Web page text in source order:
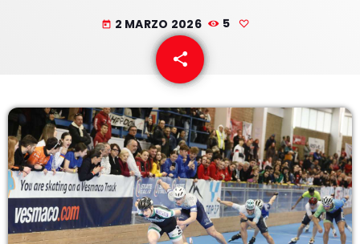
NUESTRAS FRECUENCIAS
NOTICIAS
CONTACTO
today 2 MARZO 2026 5
share
email